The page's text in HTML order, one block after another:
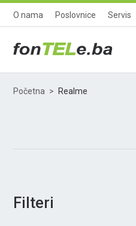
O nama Poslovnice Servis
Početna Realme
Filteri